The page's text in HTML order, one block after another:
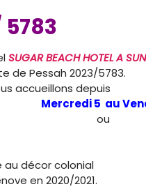
5783
SUGAR BEACH HOTEL A
la fête de
Mercredi 5 au
l’ile Maurice
en 2020/2021.